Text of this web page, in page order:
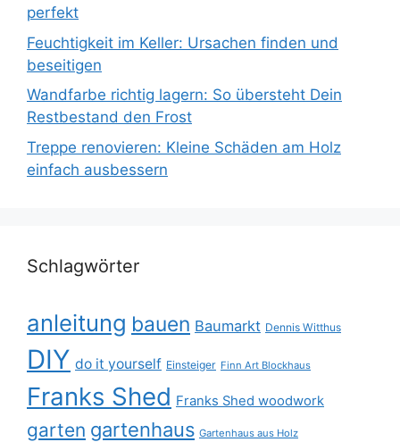
perfekt
Feuchtigkeit im Keller: Ursachen finden und
beseitigen
Wandfarbe richtig lagern: So übersteht Dein
Restbestand den Frost
Treppe renovieren: Kleine Schäden am Holz
einfach ausbessern
Schlagwörter
anleitung bauen Baumarkt Dennis Witthus
DIY do it yourself Einsteiger Finn Art Blockhaus
Franks Shed Franks Shed woodwork
garten gartenhaus Gartenhaus aus Holz